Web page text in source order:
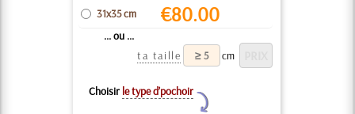
31x35 cm €80.00
... ou ...
ta taille
cm
Choisir le type d’pochoir
Y